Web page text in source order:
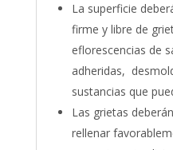
La superficie
firme y libre de
eflorescencias de
adheridas,
sustancias que
Las grietas
rellenar